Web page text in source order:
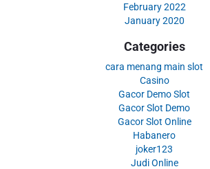
February 2022
January 2020
Categories
cara menang main slot
Casino
Gacor Demo Slot
Gacor Slot Demo
Gacor Slot Online
Habanero
joker123
Judi Online